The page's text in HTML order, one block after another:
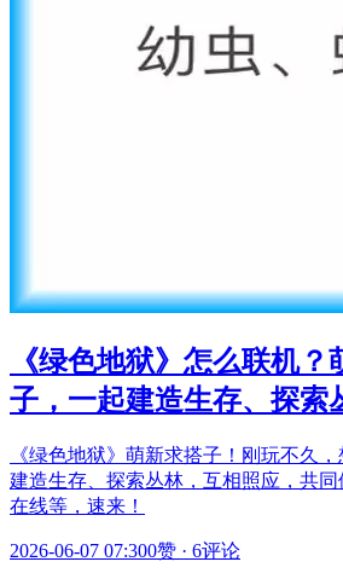
《绿色地狱》怎么联机
子，一起建造生存、探索
《绿色地狱》萌新求搭子！刚玩不久
建造生存、探索丛林，互相照应，共同
在线等，速来！
2026-06-07 07:300赞 · 6评论